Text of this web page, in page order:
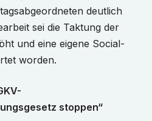
deutlich
sei die Taktung der
und eine eigene Social-
worden.
stoppen“